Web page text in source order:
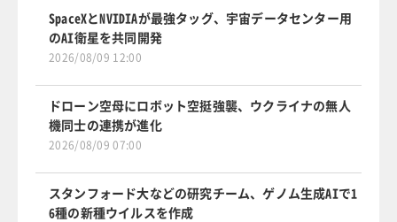
SpaceXとNVIDIAが最強タッグ、宇宙データセンター用
のAI衛星を共同開発
2026/08/09 12:00
ドローン空母にロボット空挺強襲、ウクライナの無人
機同士の連携が進化
2026/08/09 07:00
スタンフォード大などの研究チーム、ゲノム生成AIで1
6種の新種ウイルスを作成